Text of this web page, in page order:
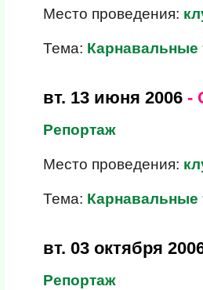
Место проведения:
Тема:
вт. 13 июня 2006 -
Репортаж
Место проведения:
Тема:
вт. 03 октября
Репортаж